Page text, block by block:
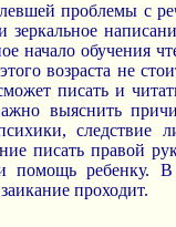
проблемы с
зеркальное
начало обучения
возраста не
писать и
выяснить
следствие
писать правой
помощь ребенку.
проходит.